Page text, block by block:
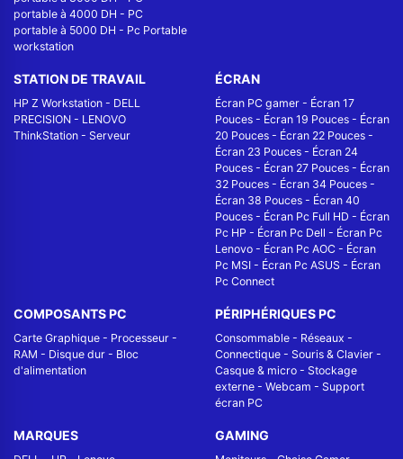
portable à 4000 DH - PC
portable à 5000 DH - Pc Portable
workstation
STATION DE TRAVAIL
HP Z Workstation - DELL
PRECISION - LENOVO
ThinkStation - Serveur
ÉCRAN
Écran PC gamer - Écran 17
Pouces - Écran 19 Pouces - Écran
20 Pouces - Écran 22 Pouces -
Écran 23 Pouces - Écran 24
Pouces - Écran 27 Pouces - Écran
32 Pouces - Écran 34 Pouces -
Écran 38 Pouces - Écran 40
Pouces - Écran Pc Full HD - Écran
Pc HP - Écran Pc Dell - Écran Pc
Lenovo - Écran Pc AOC - Écran
Pc MSI - Écran Pc ASUS - Écran
Pc Connect
COMPOSANTS PC
Carte Graphique - Processeur -
RAM - Disque dur - Bloc
d'alimentation
PÉRIPHÉRIQUES PC
Consommable - Réseaux -
Connectique - Souris & Clavier -
Casque & micro - Stockage
externe - Webcam - Support
écran PC
MARQUES GAMING